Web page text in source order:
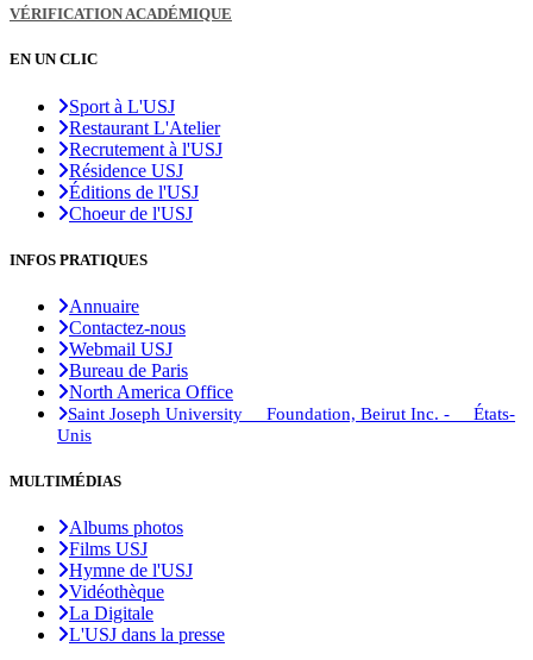
VÉRIFICATION ACADÉMIQUE
EN UN CLIC
Sport à L'USJ
Restaurant L'Atelier
Recrutement à l'USJ
Résidence USJ
Éditions de l'USJ
Choeur de l'USJ
INFOS PRATIQUES
Annuaire
Contactez-nous
Webmail USJ
Bureau de Paris
North America Office
Saint Joseph University Foundation, Beirut Inc. - États-
Unis
MULTIMÉDIAS
Albums photos
Films USJ
Hymne de l'USJ
Vidéothèque
La Digitale
L'USJ dans la presse